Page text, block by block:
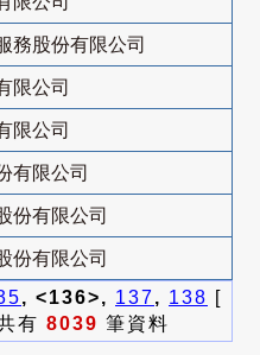
務股份有限公司
限公司
限公司
有限公司
份有限公司
份有限公司
, <136>, 137, 138 [
有 8039 筆資料